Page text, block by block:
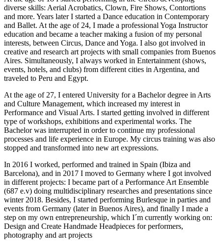
diverse skills: Aerial Acrobatics, Clown, Fire Shows, Contortions
and more. Years later I started a Dance education in Contemporary
and Ballet. At the age of 24, I made a professional Yoga Instructor
education and became a teacher making a fusion of my personal
interests, between Circus, Dance and Yoga. I also got involved in
creative and research art projects with small companies from Buenos
Aires. Simultaneously, I always worked in Entertainment (shows,
events, hotels, and clubs) from different cities in Argentina, and
traveled to Peru and Egypt.
At the age of 27, I entered University for a Bachelor degree in Arts
and Culture Management, which increased my interest in
Performance and Visual Arts. I started getting involved in different
type of workshops, exhibitions and experimental works. The
Bachelor was interrupted in order to continue my professional
processes and life experience in Europe. My circus training was also
stopped and transformed into new art expressions.
In 2016 I worked, performed and trained in Spain (Ibiza and
Barcelona), and in 2017 I moved to Germany where I got involved
in different projects: I became part of a Performance Art Ensemble
(687 e.v) doing multidisciplinary researches and presentations since
winter 2018. Besides, I started performing Burlesque in parties and
events from Germany (later in Buenos Aires), and finally I made a
step on my own entrepreneurship, which I´m currently working on:
Design and Create Handmade Headpieces for performers,
photography and art projects